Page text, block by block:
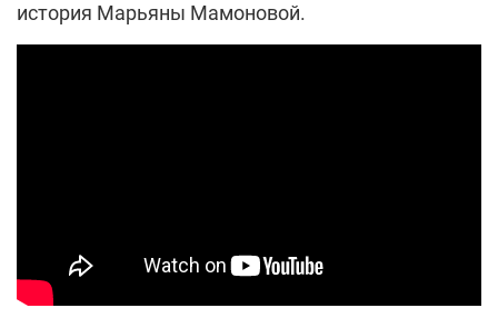
история Марьяны Мамоновой.